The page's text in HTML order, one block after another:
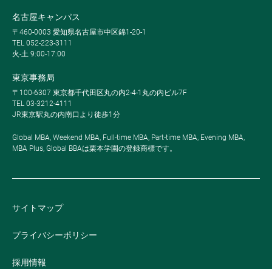
名古屋キャンパス
〒460-0003 愛知県名古屋市中区錦1-20-1
TEL 052-223-3111
火-土 9:00-17:00
東京事務局
〒100-6307 東京都千代田区丸の内2-4-1丸の内ビル7F
TEL 03-3212-4111
JR東京駅丸の内南口より徒歩1分
Global MBA, Weekend MBA, Full-time MBA, Part-time MBA, Evening MBA,
MBA Plus, Global BBAは栗本学園の登録商標です。
サイトマップ
プライバシーポリシー
採用情報